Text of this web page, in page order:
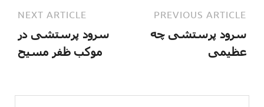
PREVIOUS ARTICLE
سرود پرستشی چه
عظیمی
NEXT ARTICLE
سرود پرستشی در
موکب ظفر مسیح